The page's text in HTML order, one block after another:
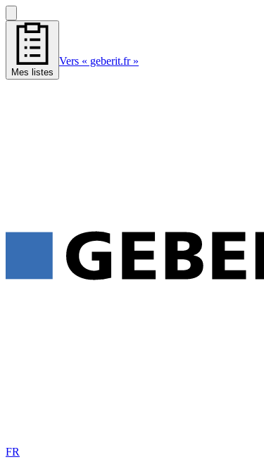
Mes listes
Vers « geberit.fr »
FR